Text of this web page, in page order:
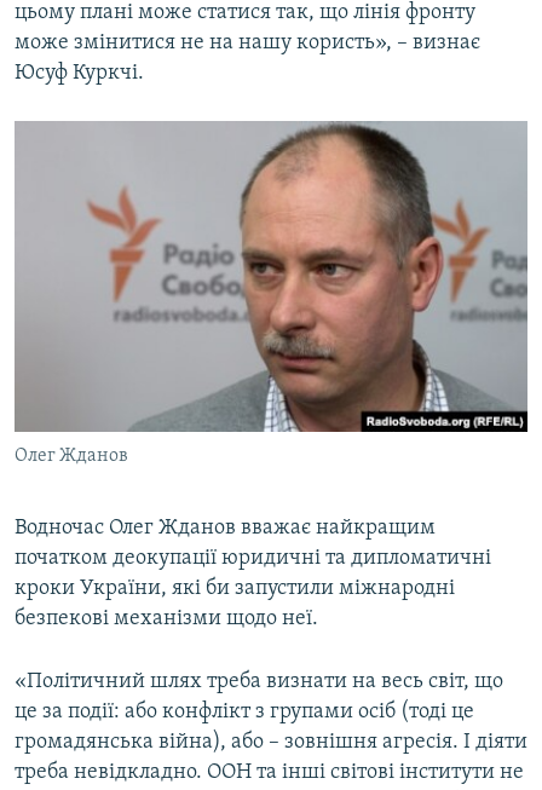
цьому плані може статися так, що лінія фронту
може змінитися не на нашу користь», – визнає
Юсуф Куркчі.
Олег Жданов
Водночас Олег Жданов вважає найкращим
початком деокупації юридичні та дипломатичні
кроки України, які би запустили міжнародні
безпекові механізми щодо неї.
«Політичний шлях треба визнати на весь світ, що
це за події: або конфлікт з групами осіб (тоді це
громадянська війна), або – зовнішня агресія. І діяти
треба невідкладно. ООН та інші світові інститути не